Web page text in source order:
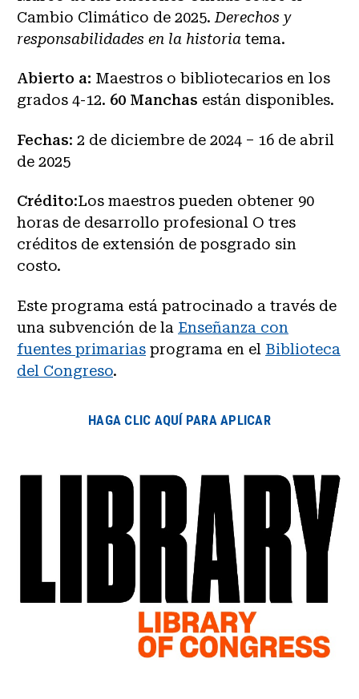
Cambio Climático de 2025. Derechos y
responsabilidades en la historia tema.
Abierto a: Maestros o bibliotecarios en los
grados 4-12. 60 Manchas están disponibles.
Fechas: 2 de diciembre de 2024 – 16 de abril
de 2025
Crédito:Los maestros pueden obtener 90
horas de desarrollo profesional O tres
créditos de extensión de posgrado sin
costo.
Este programa está patrocinado a través de
una subvención de la Enseñanza con
fuentes primarias programa en el Biblioteca
del Congreso.
HAGA CLIC AQUÍ PARA APLICAR